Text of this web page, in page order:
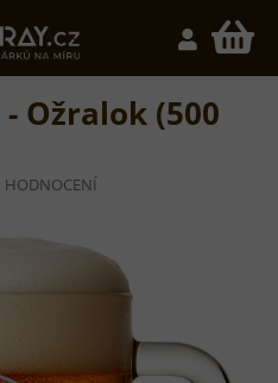
Ožralok (500
HODNOCENÍ